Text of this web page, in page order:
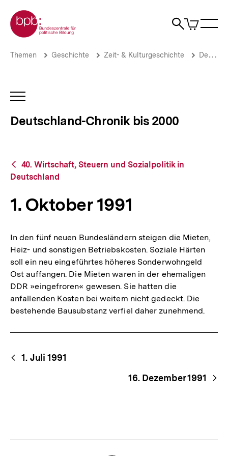
zum
Seiteninhalt
springen
Zur Startseite der bpb
Suche
Artikel
im
Deutschland-
Chronik
2000
Brotkrümelnavigation
Pfadnavigation
Themen Geschichte Zeit- & Kulturgeschichte Deutschland-Chronik bis 2000
INHALTSNAVIGATION
Deutschland-Chronik bis 2000
Zurück
zur
40. Wirtschaft, Steuern und Sozialpolitik in
Deutschland
1. Oktober 1991
In den fünf neuen Bundesländern steigen die Mieten,
Heiz- und sonstigen Betriebskosten. Soziale Härten
soll ein neu eingeführtes höheres Sonderwohngeld
Ost auffangen. Die Mieten waren in der ehemaligen
DDR »eingefroren« gewesen. Sie hatten die
anfallenden Kosten bei weitem nicht gedeckt. Die
bestehende Bausubstanz verfiel daher zunehmend.
Begriffsnavigation
Content-
Navigation
1. Juli 1991
16. Dezember 1991